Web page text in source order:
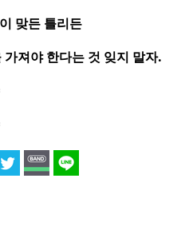
맞든 틀리든
져야 한다는 것 잊지 말자.